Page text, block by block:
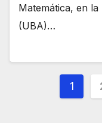
Matemática, en
(UBA)…
1